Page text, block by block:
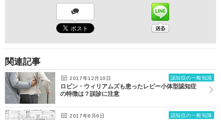
関連記事
2017年12月10日 認知症の一般知識
ロビン・ウィリアムズも患ったレビー小体型認知症
の特徴は？誤診に注意
2017年6月6日 認知症の一般知識